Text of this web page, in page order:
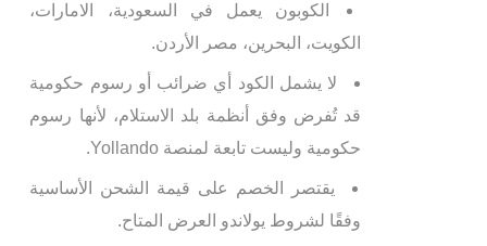
الكوبون يعمل في السعودية، الامارات،
الكويت، البحرين، مصر الأردن.
لا يشمل الكود أي ضرائب أو رسوم حكومية
قد تُفرض وفق أنظمة بلد الاستلام، لأنها رسوم
حكومية وليست تابعة لمنصة Yollando.
يقتصر الخصم على قيمة الشحن الأساسية
وفقًا لشروط يولاندو العرض المتاح.